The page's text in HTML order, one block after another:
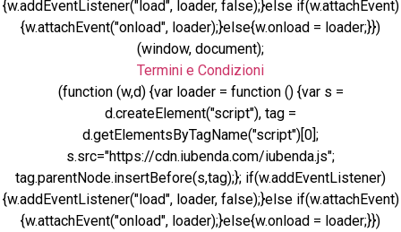
{w.addEventListener("load", loader, false);}else if(w.attachEvent)
{w.attachEvent("onload", loader);}else{w.onload = loader;}})
(window, document);
Termini e Condizioni
(function (w,d) {var loader = function () {var s =
d.createElement("script"), tag =
d.getElementsByTagName("script")[0];
s.src="https://cdn.iubenda.com/iubenda.js";
tag.parentNode.insertBefore(s,tag);}; if(w.addEventListener)
{w.addEventListener("load", loader, false);}else if(w.attachEvent)
{w.attachEvent("onload", loader);}else{w.onload = loader;}})